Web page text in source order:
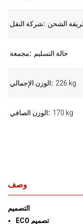
وصف
التصميم
ECO تصميم
شركة النقل الشحن
مجمعة حالة التسليم
الوزن الإجمالي 226 kg
الوزن الصافي 170 kg